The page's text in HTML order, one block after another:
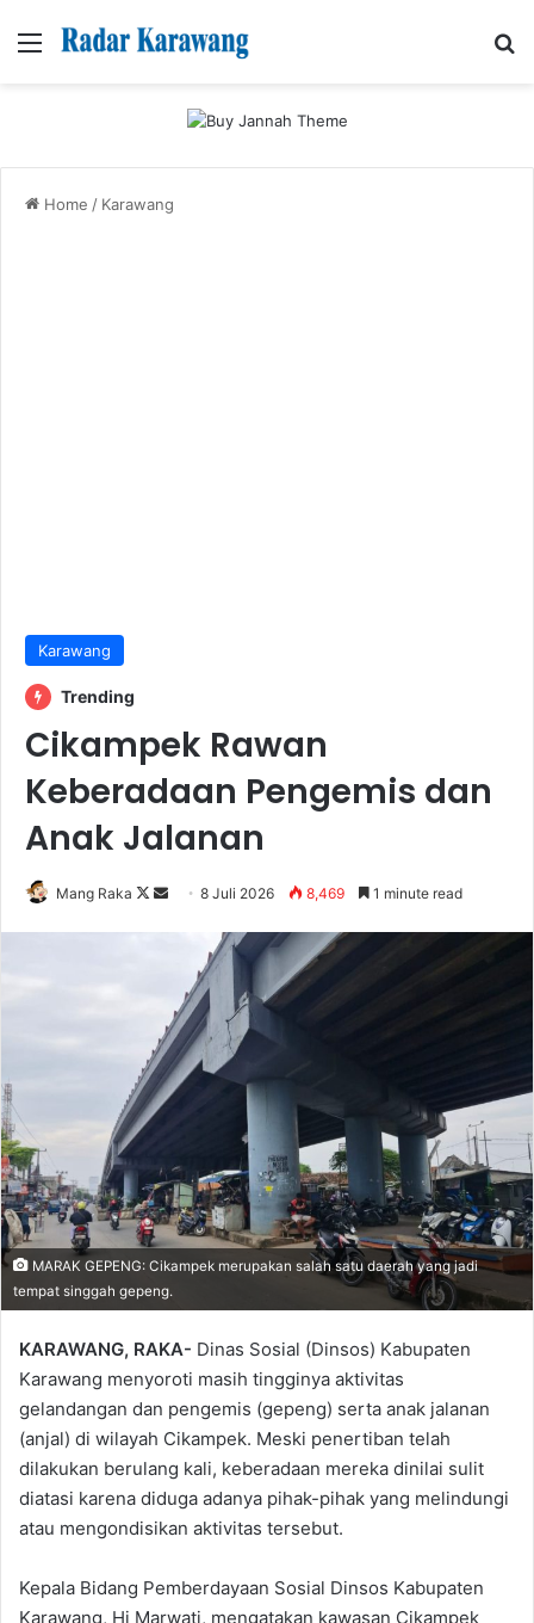
Menu
Home / Karawang
Karawang
Trending
Cikampek Rawan
Keberadaan Pengemis dan
Anak Jalanan
Mang Raka
Follow
Send8 Juli 2026 8,469 1 minute read
MARAK GEPENG: Cikampek merupakan salah satu daerah yang jadi
tempat singgah gepeng.
KARAWANG, RAKA- Dinas Sosial (Dinsos) Kabupaten
Karawang menyoroti masih tingginya aktivitas
gelandangan dan pengemis (gepeng) serta anak jalanan
(anjal) di wilayah Cikampek. Meski penertiban telah
dilakukan berulang kali, keberadaan mereka dinilai sulit
diatasi karena diduga adanya pihak-pihak yang melindungi
atau mengondisikan aktivitas tersebut.
Kepala Bidang Pemberdayaan Sosial Dinsos Kabupaten
Karawang, Hj Marwati, mengatakan kawasan Cikampek